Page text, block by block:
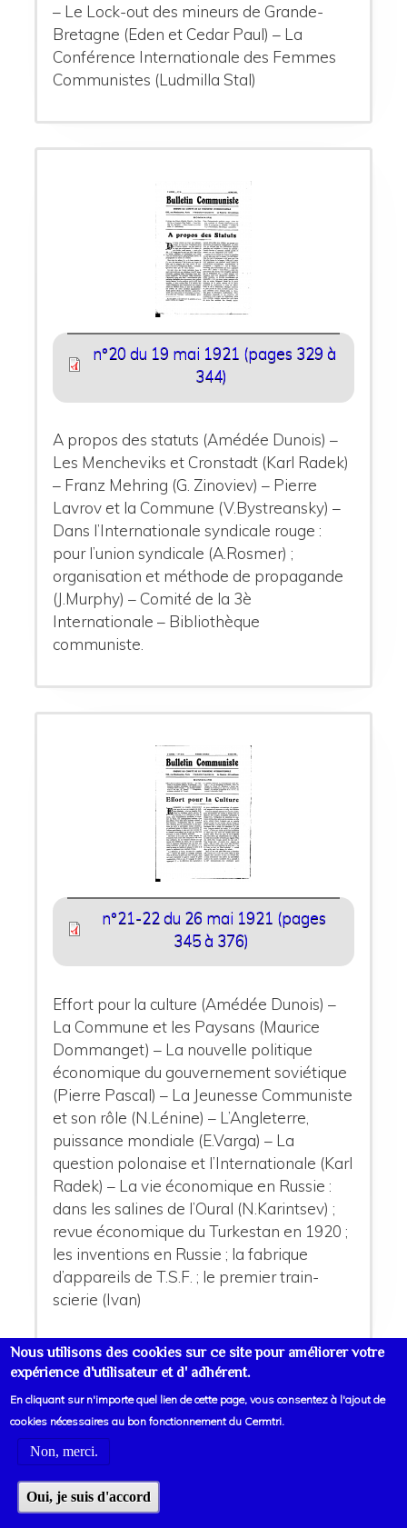
Nous utilisons des cookies sur ce site pour améliorer votre
expérience d'utilisateur et d' adhérent.
En cliquant sur n'importe quel lien de cette page, vous consentez à l'ajout de
cookies nécessaires au bon fonctionnement du Cermtri.
Non, merci.
Oui, je suis d'accord
– Le Lock-out des mineurs de Grande-
Bretagne (Eden et Cedar Paul) – La
Conférence Internationale des Femmes
Communistes (Ludmilla Stal)
n°20 du 19 mai 1921 (pages 329 à
344)
A propos des statuts (Amédée Dunois) –
Les Mencheviks et Cronstadt (Karl Radek)
– Franz Mehring (G. Zinoviev) – Pierre
Lavrov et la Commune (V.Bystreansky) –
Dans l’Internationale syndicale rouge :
pour l’union syndicale (A.Rosmer) ;
organisation et méthode de propagande
(J.Murphy) – Comité de la 3è
Internationale – Bibliothèque
communiste.
n°21-22 du 26 mai 1921 (pages
345 à 376)
Effort pour la culture (Amédée Dunois) –
La Commune et les Paysans (Maurice
Dommanget) – La nouvelle politique
économique du gouvernement soviétique
(Pierre Pascal) – La Jeunesse Communiste
et son rôle (N.Lénine) – L’Angleterre,
puissance mondiale (E.Varga) – La
question polonaise et l’Internationale (Karl
Radek) – La vie économique en Russie :
dans les salines de l’Oural (N.Karintsev) ;
revue économique du Turkestan en 1920 ;
les inventions en Russie ; la fabrique
d’appareils de T.S.F. ; le premier train-
scierie (Ivan)